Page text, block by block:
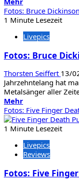
Lister /
Shitney
Beers
Informationen
über
Insomnium
Fotos: Bruce
1 Minute Lesezeit
Livepics
Fotos: Bruce
Thorsten Seiffert 13/
Jahrzehntelang hat
Metalsänger aller
MehrMehr
Informationen
über
Fotos:
Dickinson
in
Fotos: Five Finger
1 Minute Lesezeit
Livepics
Reviews
Fotos: Five